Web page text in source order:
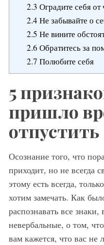
2.3 Оградите себя от
2.4 Не забывайте о
2.5 Не вините
2.6 Обратитесь за
2.7 Полюбите себя
5
пришло
отпустить
Осознание того, что
приходит, но не всегда
этому есть всегда,
хотим замечать. Как
распознавать все знаки,
невербальные, о том,
вам кажется, что вас не